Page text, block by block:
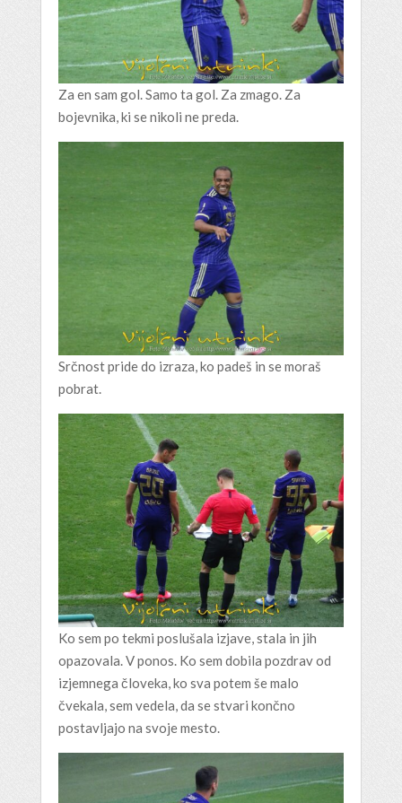
Za en sam gol. Samo ta gol. Za zmago. Za
bojevnika, ki se nikoli ne preda.
Srčnost pride do izraza, ko padeš in se moraš
pobrat.
Ko sem po tekmi poslušala izjave, stala in jih
opazovala. V ponos. Ko sem dobila pozdrav od
izjemnega človeka, ko sva potem še malo
čvekala, sem vedela, da se stvari končno
postavljajo na svoje mesto.